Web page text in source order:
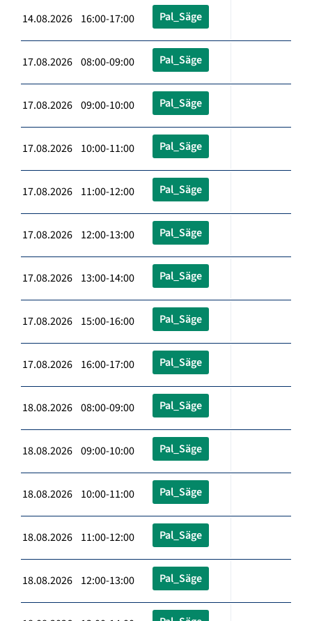
14.08.2026 16:00-17:00 Pal_Säge
17.08.2026 08:00-09:00 Pal_Säge
17.08.2026 09:00-10:00 Pal_Säge
17.08.2026 10:00-11:00 Pal_Säge
17.08.2026 11:00-12:00 Pal_Säge
17.08.2026 12:00-13:00 Pal_Säge
17.08.2026 13:00-14:00 Pal_Säge
17.08.2026 15:00-16:00 Pal_Säge
17.08.2026 16:00-17:00 Pal_Säge
18.08.2026 08:00-09:00 Pal_Säge
18.08.2026 09:00-10:00 Pal_Säge
18.08.2026 10:00-11:00 Pal_Säge
18.08.2026 11:00-12:00 Pal_Säge
18.08.2026 12:00-13:00 Pal_Säge